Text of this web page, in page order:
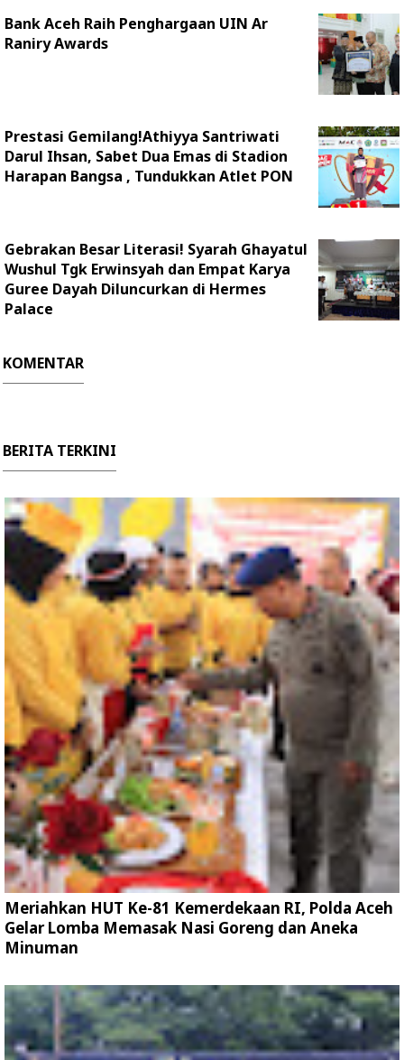
Bank Aceh Raih Penghargaan UIN Ar
Raniry Awards
Prestasi Gemilang!Athiyya Santriwati
Darul Ihsan, Sabet Dua Emas di Stadion
Harapan Bangsa , Tundukkan Atlet PON
Gebrakan Besar Literasi! Syarah Ghayatul
Wushul Tgk Erwinsyah dan Empat Karya
Guree Dayah Diluncurkan di Hermes
Palace
KOMENTAR
BERITA TERKINI
Meriahkan HUT Ke-81 Kemerdekaan RI, Polda Aceh
Gelar Lomba Memasak Nasi Goreng dan Aneka
Minuman